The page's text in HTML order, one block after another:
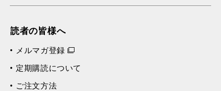
読者の皆様へ
メルマガ登録
定期購読について
ご注文方法